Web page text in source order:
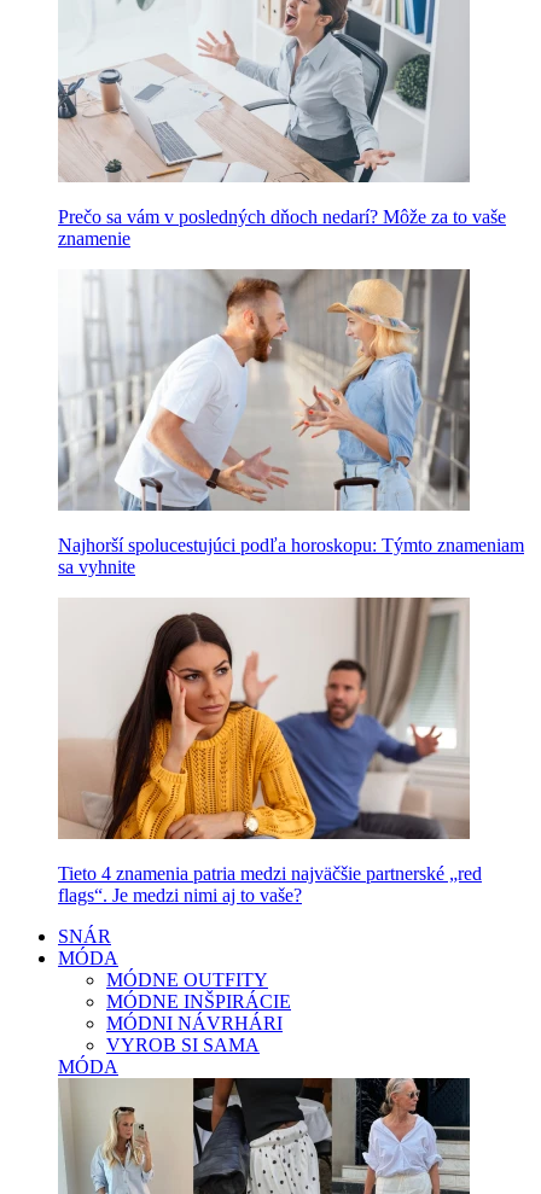
Prečo sa vám v posledných dňoch nedarí? Môže za to vaše
znamenie
Najhorší spolucestujúci podľa horoskopu: Týmto znameniam
sa vyhnite
Tieto 4 znamenia patria medzi najväčšie partnerské „red
flags“. Je medzi nimi aj to vaše?
SNÁR
MÓDA
MÓDNE OUTFITY
MÓDNE INŠPIRÁCIE
MÓDNI NÁVRHÁRI
VYROB SI SAMA
MÓDA